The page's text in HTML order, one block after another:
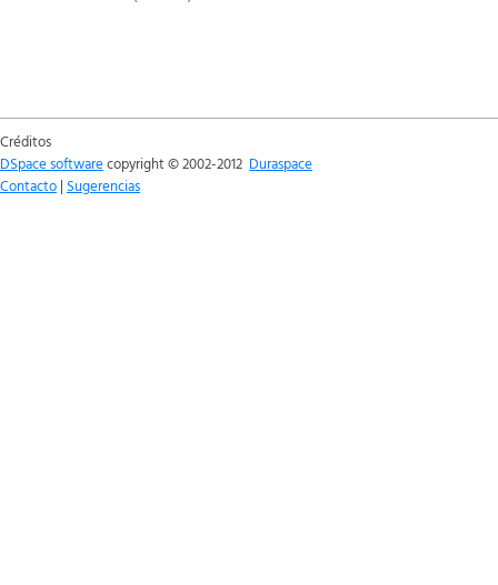
Créditos
DSpace softwarecopyright © 2002-2012 Duraspace
Contacto | Sugerencias